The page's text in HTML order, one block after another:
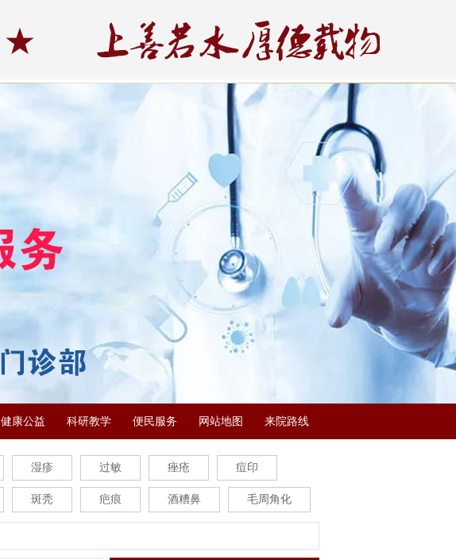
健康公益 科研教学 便民服务 网站地图 来院路线
湿疹 过敏 痤疮 痘印
斑秃 疤痕 酒糟鼻 毛周角化